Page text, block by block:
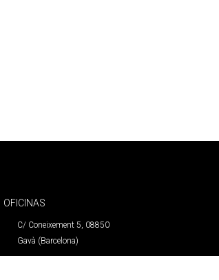
OFICINAS
C/ Coneixement 5, 08850
Gavà (Barcelona)